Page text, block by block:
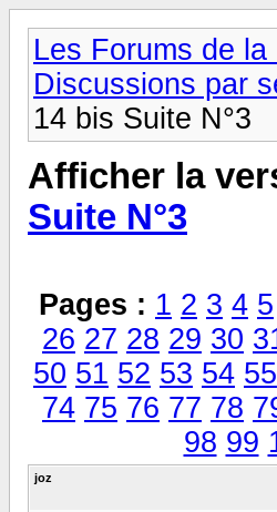
Les Forums de
Discussions par
14 bis Suite N°3
Afficher la
Suite N°3
Pages : 1 2 3 4 5
26 27 28 29 30
50 51 52 53 54 55
74 75 76 77 78
98 99
joz